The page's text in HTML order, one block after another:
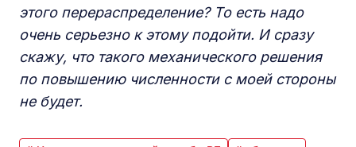
этого перераспределение? То есть надо
очень серьезно к этому подойти. И сразу
скажу, что такого механического решения
по повышению численности с моей стороны
не будет.